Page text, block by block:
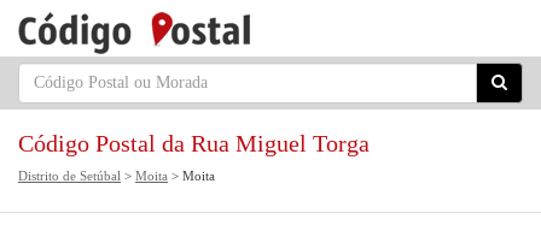
Código Postal da Rua Miguel Torga
Distrito de Setúbal > Moita > Moita